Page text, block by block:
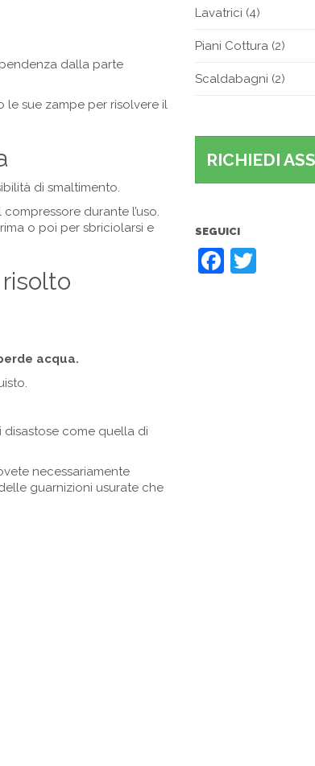
dalla parte
le sue zampe per risolvere il
di smaltimento.
durante l’uso.
o poi per sbriciolarsi e
acqua.
come quella di
necessariamente
guarnizioni usurate che
Lavatrici (4)
Piani Cottura(2)
Scaldabagni (2)
RICHIEDI
SEGUICI